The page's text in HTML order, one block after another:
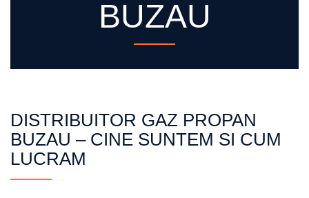
BUZAU
DISTRIBUITOR GAZ PROPAN
BUZAU – CINE SUNTEM SI CUM
LUCRAM